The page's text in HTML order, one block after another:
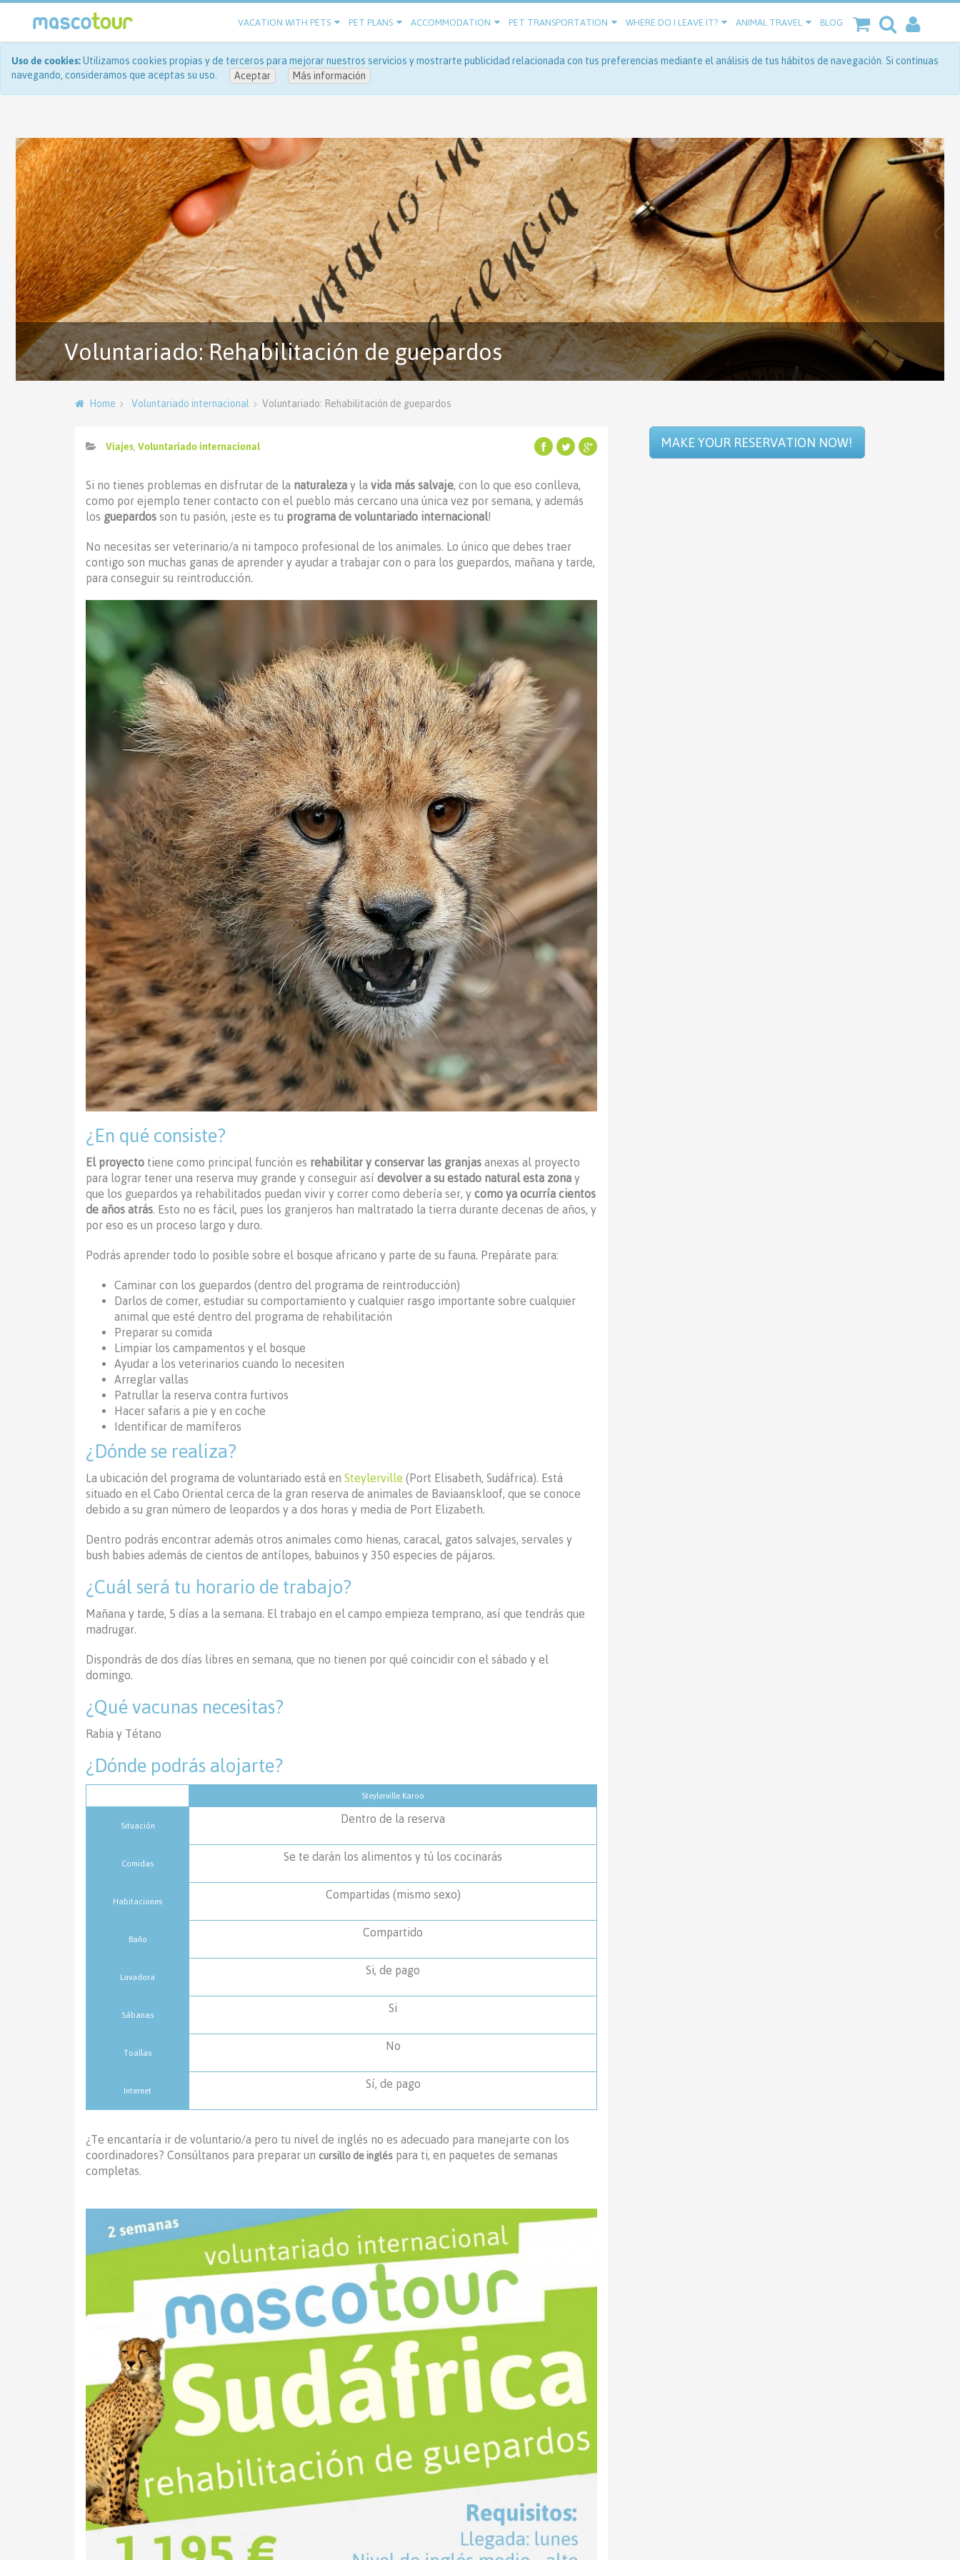
VACATION WITH PETS PET PLANS ACCOMMODATION PET TRANSPORTATION WHERE DO I LEAVE IT? ANIMAL TRAVEL BLOG
Uso de cookies:Utilizamos cookies propias y de terceros para mejorar nuestros servicios y mostrarte publicidad relacionada con tus preferencias mediante el análisis de tus hábitos de navegación. Si continuas
navegando, consideramos que aceptas su uso.
Aceptar Más información
Voluntariado: Rehabilitación de guepardos
Home Voluntariado internacional Voluntariado: Rehabilitación de guepardos
Viajes Voluntariado internacional
Si no tienes problemas en disfrutar de la naturaleza y la vida más salvaje, con lo que eso conlleva,
como por ejemplo tener contacto con el pueblo más cercano una única vez por semana, y además
los guepardos son tu pasión, ¡este es tu programa de voluntariado internacional!
No necesitas ser veterinario/a ni tampoco profesional de los animales. Lo único que debes traer
contigo son muchas ganas de aprender y ayudar a trabajar con o para los guepardos, mañana y tarde,
para conseguir su reintroducción.
¿En qué consiste?
El proyecto tiene como principal función es rehabilitar y conservar las granjas anexas al proyecto
para lograr tener una reserva muy grande y conseguir así devolver a su estado natural esta zona y
que los guepardos ya rehabilitados puedan vivir y correr como debería ser, y como ya ocurría cientos
de años atrás. Esto no es fácil, pues los granjeros han maltratado la tierra durante decenas de años, y
por eso es un proceso largo y duro.
Podrás aprender todo lo posible sobre el bosque africano y parte de su fauna. Prepárate para:
Caminar con los guepardos (dentro del programa de reintroducción)
Darlos de comer, estudiar su comportamiento y cualquier rasgo importante sobre cualquier
animal que esté dentro del programa de rehabilitación
Preparar su comida
Limpiar los campamentos y el bosque
Ayudar a los veterinarios cuando lo necesiten
Arreglar vallas
Patrullar la reserva contra furtivos
Hacer safaris a pie y en coche
Identificar de mamíferos
¿Dónde se realiza?
La ubicación del programa de voluntariado está en Steylerville (Port Elisabeth, Sudáfrica). Está
situado en el Cabo Oriental cerca de la gran reserva de animales de Baviaanskloof, que se conoce
debido a su gran número de leopardos y a dos horas y media de Port Elizabeth.
Dentro podrás encontrar además otros animales como hienas, caracal, gatos salvajes, servales y
bush babies además de cientos de antílopes, babuinos y 350 especies de pájaros.
¿Cuál será tu horario de trabajo?
Mañana y tarde, 5 días a la semana. El trabajo en el campo empieza temprano, así que tendrás que
madrugar.
Dispondrás de dos días libres en semana, que no tienen por qué coincidir con el sábado y el
domingo.
¿Qué vacunas necesitas?
Rabia y Tétano
¿Dónde podrás alojarte?
Steylerville Karoo
Situación
Dentro de la reserva
Comidas
Se te darán los alimentos y tú los cocinarás
Habitaciones
Compartidas (mismo sexo)
Baño
Compartido
Lavadora
Si, de pago
Sábanas
Si
Toallas
No
Internet
Sí, de pago
¿Te encantaría ir de voluntario/a pero tu nivel de inglés no es adecuado para manejarte con los
coordinadores? Consúltanos para preparar un cursillo de inglés para ti, en paquetes de semanas
completas.
MAKE YOUR RESERVATION NOW!